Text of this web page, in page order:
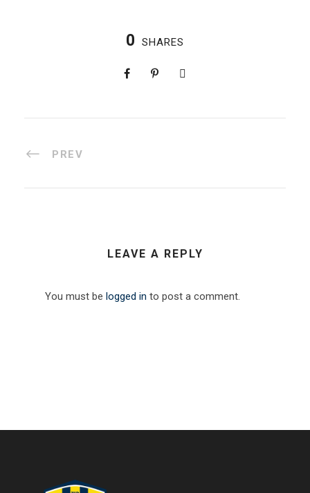
0 SHARES
PREV
LEAVE A REPLY
You must be logged in to post a comment.